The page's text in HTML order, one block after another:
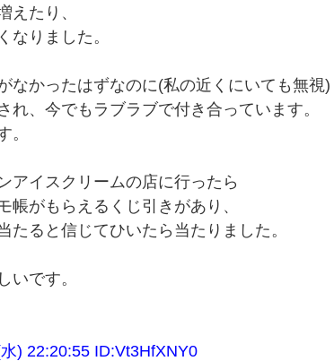
えたり、
なりました。
なかったはずなのに(私の近くにいても無視)
れ、今でもラブラブで付き合っています。
。
アイスクリームの店に行ったら
帳がもらえるくじ引きがあり、
たると信じてひいたら当たりました。
いです。
) 22:20:55 ID:Vt3HfXNY0